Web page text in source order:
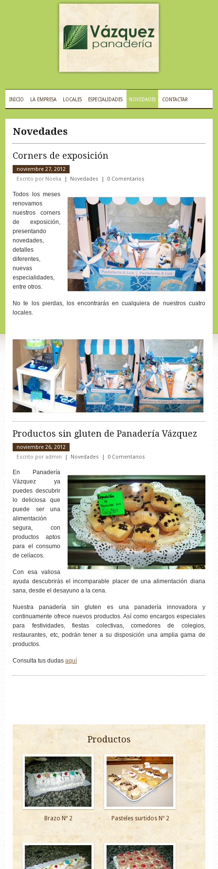
INICIO LA EMPRESA LOCALES ESPECIALIDADES NOVEDADES CONTACTAR
Novedades
Corners de exposición
noviembre 27, 2012
Escrito por Noelia
Novedades 0 Comentarios
Todos los meses
renovamos
nuestros corners
de exposición,
presentando
novedades,
detalles
diferentes,
nuevas
especialidades,
entre otros.
No te los pierdas, los encontrarás en cualquiera de nuestros cuatro
locales.
Productos sin gluten de Panadería Vázquez
noviembre 26, 2012
Escrito por admin
Novedades 0 Comentarios
En Panadería
Vázquez ya
puedes descubrir
lo deliciosa que
puede ser una
alimentación
segura, con
productos aptos
para el consumo
de celíacos.
Con esa valiosa
ayuda descubrirás el incomparable placer de una alimentación diaria
sana, desde el desayuno a la cena.
Nuestra panadería sin gluten es una panadería innovadora y
continuamente ofrece nuevos productos. Así como encargos especiales
para festividades, fiestas colectivas, comedores de colegios,
restaurantes, etc, podrán tener a su disposición una amplia gama de
productos.
Consulta tus dudasaquí
Productos
Brazo Nº 2 Pasteles surtidos Nº 2